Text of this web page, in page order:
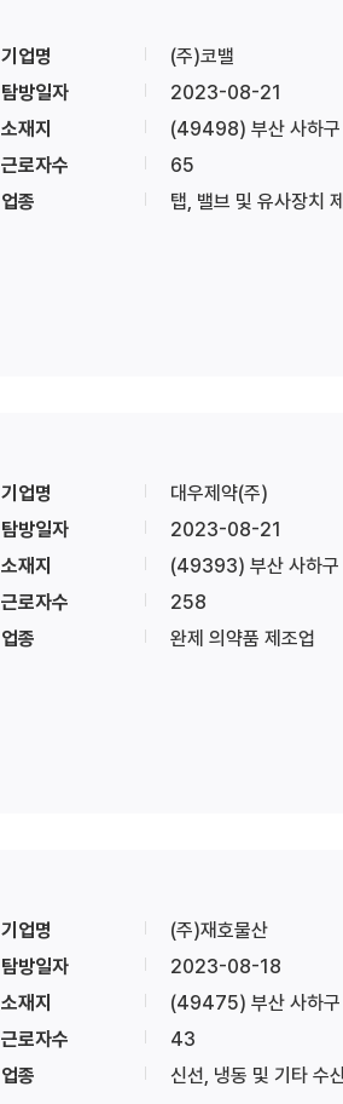
기업명
(주)코밸
탐방일자
2023-08-21
소재지
(49498) 부산 사하구
근로자수
65
업종
탭, 밸브 및 유사장치
기업명
대우제약(주)
탐방일자
2023-08-21
소재지
(49393) 부산 사하구
근로자수
258
업종
완제 의약품 제조업
기업명
(주)재호물산
탐방일자
2023-08-18
소재지
(49475) 부산 사하구
근로자수
43
업종
신선, 냉동 및 기타 수